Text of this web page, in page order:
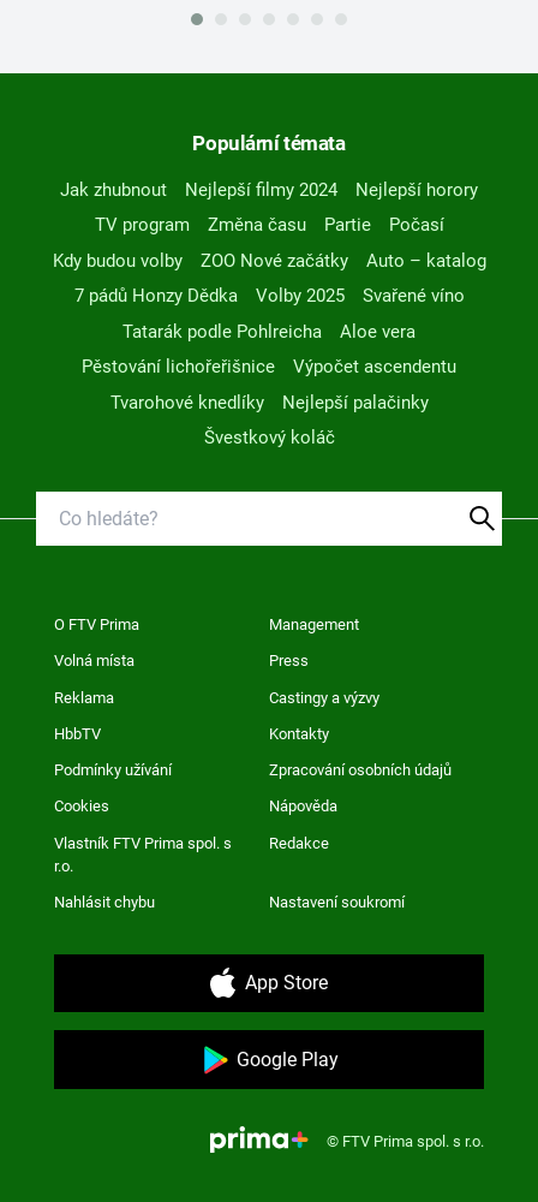
Populární témata
Jak zhubnout Nejlepší filmy 2024
Nejlepší horory
TV program
Změna času Partie
Počasí
Kdy budou volby
ZOO Nové začátky
Auto – katalog
7 pádů Honzy Dědka
Volby 2025
Svařené víno
Tatarák podle Pohlreicha
Aloe vera
Pěstování lichořeřišnice
Výpočet ascendentu
Tvarohové knedlíky
Nejlepší palačinky
Švestkový koláč
O FTV Prima Management
Volná místa Press
Reklama Castingy a výzvy
HbbTV Kontakty
Podmínky užívání Zpracování osobních údajů
Cookies Nápověda
Vlastník FTV Prima spol. s
r.o.
Redakce
Nahlásit chybu Nastavení soukromí
App Store
Google Play
© FTV Prima spol. s r.o.